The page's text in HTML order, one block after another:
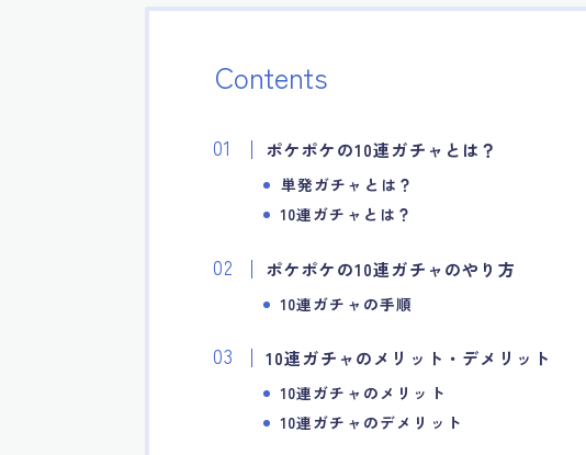
Contents
ポケポケの10連ガチャとは？
単発ガチャとは？
10連ガチャとは？
ポケポケの10連ガチャのやり方
10連ガチャの手順
10連ガチャのメリット・デメリット
10連ガチャのメリット
10連ガチャのデメリット